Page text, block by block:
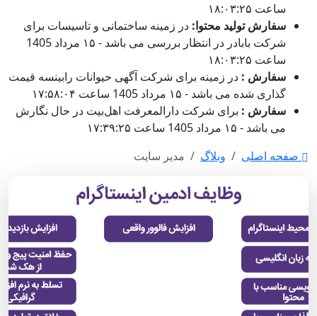
ساعت ۱۸:۰۳:۲۵
سفارش تولید محتوا: در زمینه ساختمانی و تاسیسات برای
شرکت بابادر در انتظار بررسی می باشد - ۱۵ مرداد 1405
ساعت ۱۸:۰۳:۲۵
سفارش : در زمینه برای شرکت آگهی حیوانات رابینسه قیمت
گذاری شده می باشد - ۱۵ مرداد 1405 ساعت ۱۷:۵۸:۰۴
سفارش : برای شرکت دارالمعرفت اهل‌بیت در حال نگارش
می باشد - ۱۵ مرداد 1405 ساعت ۱۷:۳۹:۲۵
صفحه اصلی
وبلاگ مدیر سایت